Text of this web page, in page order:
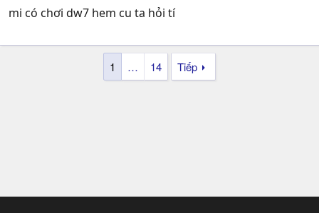
mi có chơi dw7 hem cu ta hỏi tí
1 … 14 Tiếp